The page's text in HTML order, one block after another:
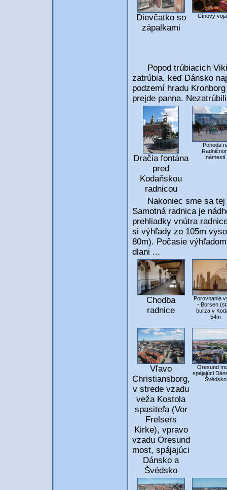
Dievčatko so
zápalkami
Cínový
Popod trúbiacich
zatrúbia, keď Dánsko
podzemí hradu
prejde panna.
Dračia fontána
pred
Kodaňskou
radnicou
Pohoda
námestí
Nakoniec sme sa tej
Samotná radnica je
prehliadky vnútra
si výhľady zo 105m
80m). Počasie
dlani ...
Chodba
radnice
Porovnanie
- Borsen
burza v
54m
Vľavo
Christiansborg,
v strede vzadu
veža Kostola
spasiteľa (Vor
Frelsers
Kirke), vpravo
vzadu Oresund
most, spájajúci
Dánsko a
Švédsko
Oresund
spájajúci
Švédsko